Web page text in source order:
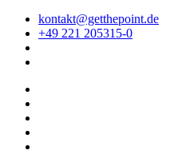
kontakt@getthepoint.de
+49 221 205315-0